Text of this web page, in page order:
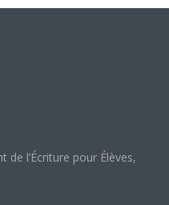
de l’Écriture pour Élèves,